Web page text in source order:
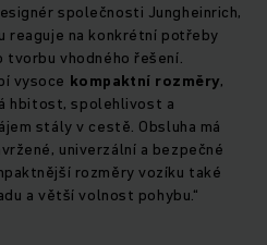
společnosti Jungheinrich,
reaguje na konkrétní potřeby
tvorbu vhodného řešení.
vysoce kompaktní rozměry,
hbitost, spolehlivost a
stály v cestě. Obsluha má
univerzální a bezpečné
rozměry vozíku také
a větší volnost pohybu.“